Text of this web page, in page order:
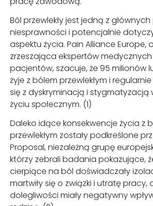
Ból przewlekły jest jedną z
niesprawności i potencjalnie
aspektu życia. Pain Alliance Europe,
zrzeszająca ekspertów
pacjentów, szacuje, że 95 milionów
żyje z bólem przewlekłym i
się z dyskryminacją i stygmatyzacją
życiu społecznym. (1)
Daleko idące konsekwencje życia z
przewlekłym zostały podkreślone
Proposal, niezależną grupę
którzy zebrali badania pokazujące,
cierpiące na ból doświadczały
martwiły się o związki i utratę pracy,
dolegliwości miały negatywny